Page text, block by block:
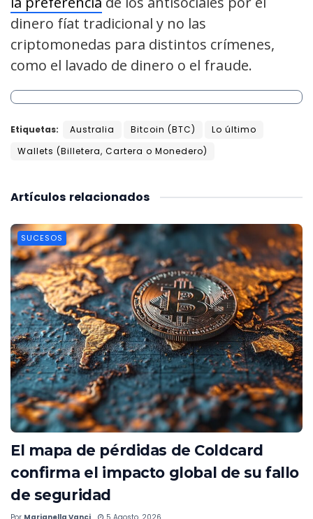
dinero fíat tradicional y no las
criptomonedas para distintos crímenes,
como el lavado de dinero o el fraude.
Etiquetas: Australia Bitcoin (BTC)
Lo último
Wallets (Billetera, Cartera o Monedero)
relacionados
Artículos
SUCESOS
El mapa de pérdidas de Coldcard
confirma el impacto global de su fallo
de seguridad